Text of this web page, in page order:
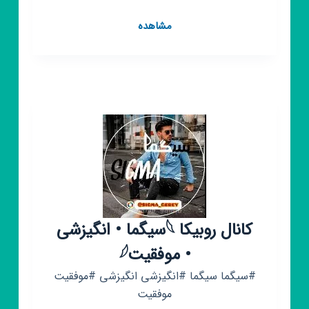
مشاهدهکانال
کانال روبیکا 𓆩سیگما • انگیزشی
• موفقیت𓆪
#سیگما سیگما #انگیزشی انگیزشی #موفقیت
موفقیت